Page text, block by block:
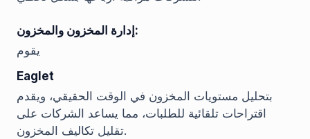
إدارة المخزون والمخزون:
يقوم
Eaglet
بتحليل مستويات المخزون في الوقت الحقيقي، ويقدم
اقتراحات تلقائية للطلبات، مما يساعد الشركات على
تقليل تكاليف المخزون.